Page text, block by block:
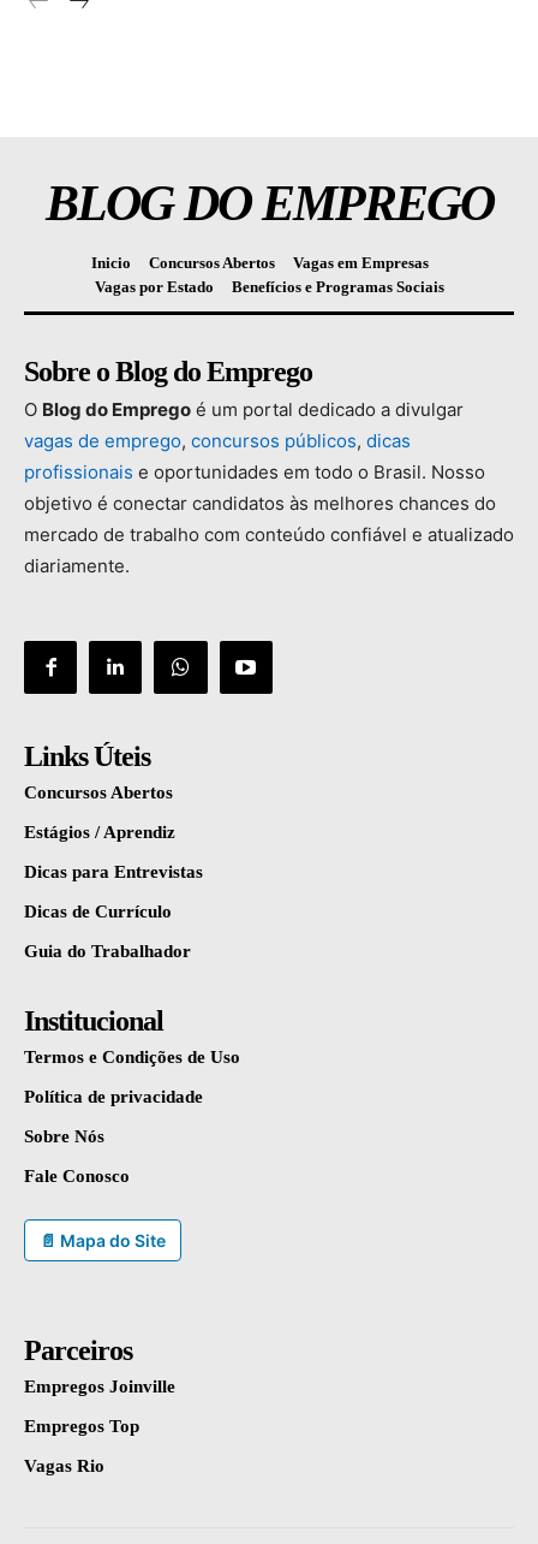
BLOG DO EMPREGO
Inicio Concursos Abertos
Vagas em Empresas
Vagas por Estado
Benefícios e Programas Sociais
Sobre o Blog do Emprego
O Blog do Emprego é um portal dedicado a divulgar
vagas de emprego, concursos públicos, dicas
profissionais e oportunidades em todo o Brasil. Nosso
objetivo é conectar candidatos às melhores chances do
mercado de trabalho com conteúdo confiável e atualizado
diariamente.
Links Úteis
Concursos Abertos
Estágios / Aprendiz
Dicas para Entrevistas
Dicas de Currículo
Guia do Trabalhador
Institucional
Termos e Condições de Uso
Política de privacidade
Sobre Nós
Fale Conosco
📄 Mapa do Site
Parceiros
Empregos Joinville
Empregos Top
Vagas Rio